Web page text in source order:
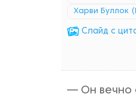
Харви Буллок
Cлайд с
— Он вечно